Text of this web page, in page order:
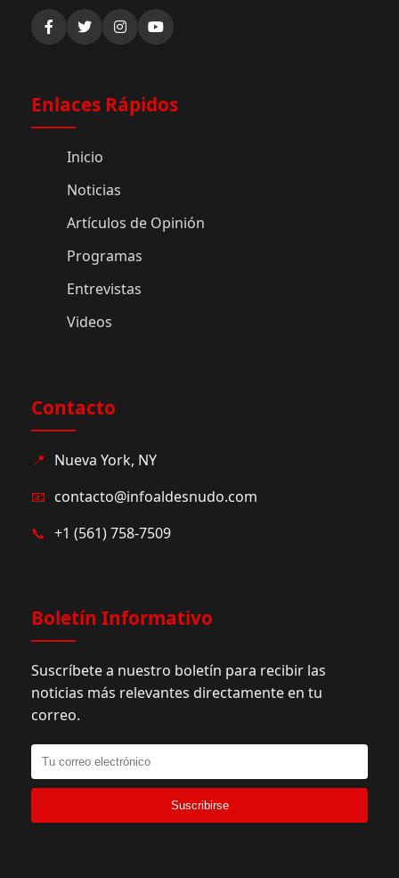
Enlaces Rápidos
Inicio
Noticias
Artículos de Opinión
Programas
Entrevistas
Videos
Contacto
📍 Nueva York, NY
📧 contacto@infoaldesnudo.com
📞 +1 (561) 758-7509
Boletín Informativo
Suscríbete a nuestro boletín para recibir las
noticias más relevantes directamente en tu
correo.
Suscribirse